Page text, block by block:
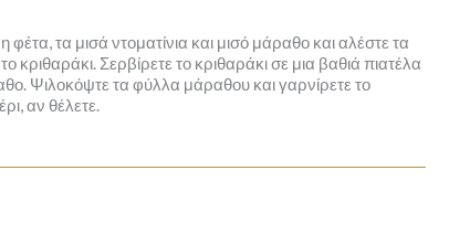
τα μισά ντοματίνια και μισό μάραθο και αλέστε τα
Σερβίρετε το κριθαράκι σε μια βαθιά πιατέλα
Ψιλοκόψτε τα φύλλα μάραθου και γαρνίρετε το
αν θέλετε.